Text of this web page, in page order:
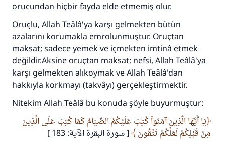
orucundan hiçbir fayda elde etmemiş olur.
Oruçlu, Allah Teâlâ'ya karşı gelmekten bütün
azalarını korumakla emrolunmuştur. Oruçtan
maksat; sadece yemek ve içmekten imtinâ etmek
değildir.Aksine oruçtan maksat; nefsi, Allah Teâlâ'ya
karşı gelmekten alıkoymak ve Allah Teâlâ'dan
hakkıyla korkmayı (takvâyı) gerçekleştirmektir.
Nitekim Allah Teâlâ bu konuda şöyle buyurmuştur:
يَا أَيُّهَا الَّذِينَ آمَنُواْ كُتِبَ عَلَيْكُمُ الصِّيَامُ كَمَا كُتِبَ عَلَى الَّذِينَ
مِنْ قَبْلِكُمْ لَعَلَّكُمْ تَتَّقُونَ
[ سورة البقرة الآية: 183 ]